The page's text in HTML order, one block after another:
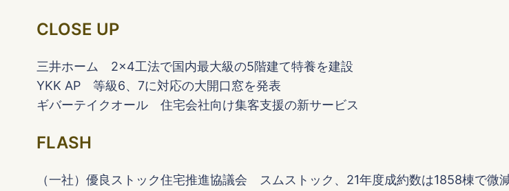
CLOSE UP
三井ホーム 2×4工法で国内最大級の5階建て特養を建設
YKK AP 等級6、7に対応の大開口窓を発表
ギバーテイクオール 住宅会社向け集客支援の新サービス
FLASH
（一社）優良ストック住宅推進協議会 スムストック、21年度成約数は1858棟で微